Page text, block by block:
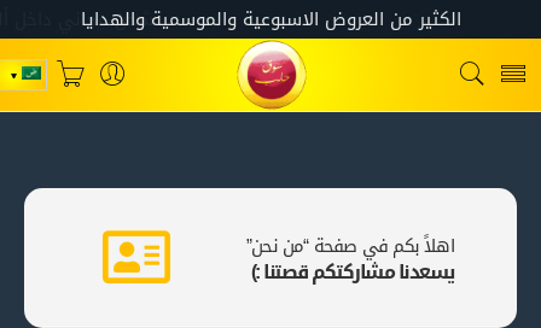
اهلاً بكم في صفحة “من نحن”
يسعدنا مشاركتكم قصتنا :)